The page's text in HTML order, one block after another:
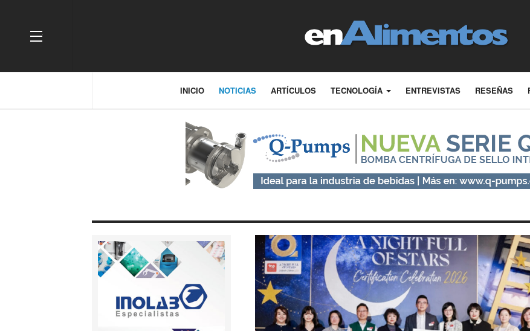
OFF CANVAS
INICIO NOTICIAS ARTÍCULOS TECNOLOGÍA ENTREVISTAS RESEÑAS